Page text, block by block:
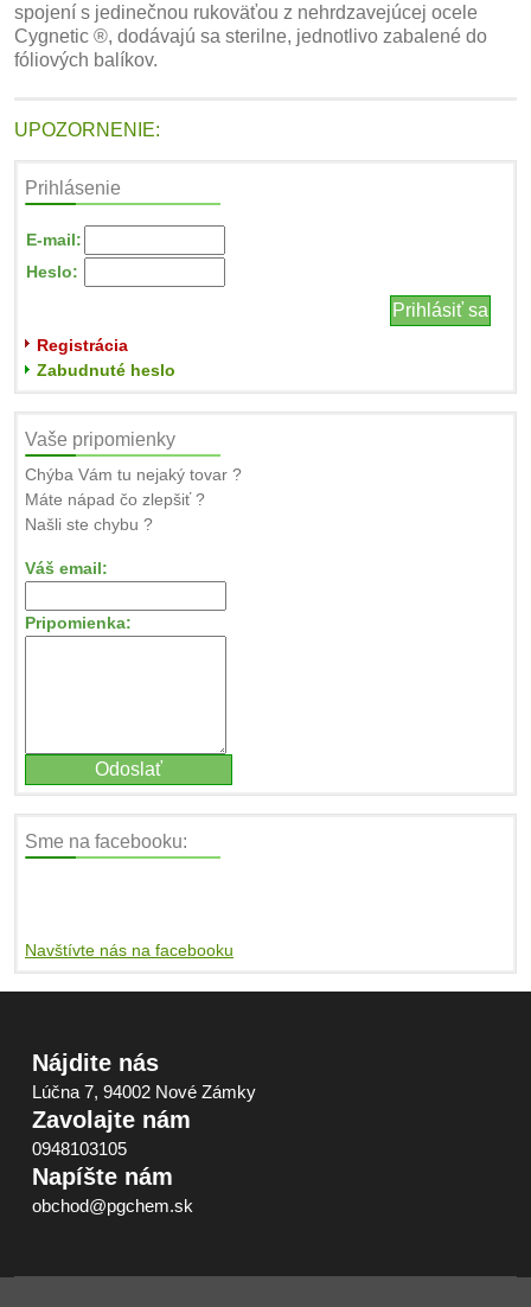
spojení s jedinečnou rukoväťou z nehrdzavejúcej ocele
Cygnetic ®, dodávajú sa sterilne, jednotlivo zabalené do
fóliových balíkov.
UPOZORNENIE:
Prihlásenie
E-mail:
Heslo:
Registrácia
Zabudnuté heslo
Vaše pripomienky
Chýba Vám tu nejaký tovar ?
Máte nápad čo zlepšiť ?
Našli ste chybu ?
Váš email:
Pripomienka:
Sme na facebooku:
Navštívte nás na facebooku
Nájdite nás
Lúčna 7, 94002 Nové Zámky
Zavolajte nám
0948103105
Napíšte nám
obchod@pgchem.sk